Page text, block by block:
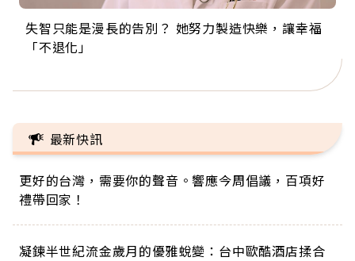
失智只能是漫長的告別？ 她努力製造快樂，讓幸福
「不退化」
來自剛果的巧克力神父 為台灣奉獻36年 「台灣是我
的家，我連作夢都講台語！」
63歲卸矽谷副總、搬回台灣找快樂！「蛋黃哥小
丑」走進安養院，逗樂上萬爺奶：退休後才開始真
104歲打破金氏世界紀錄 成為全球最年長羽球選
手，分享長壽的秘密原來是「這個」
事業巔峰他選擇追夢…黑手阿伯拉小提琴還登上小
巨蛋！連CNN都大讚！
最新快訊
更好的台灣，需要你的聲音。響應今周倡議，百項好
禮帶回家！
凝鍊半世紀流金歲月的優雅蛻變：台中歐酷酒店揉合